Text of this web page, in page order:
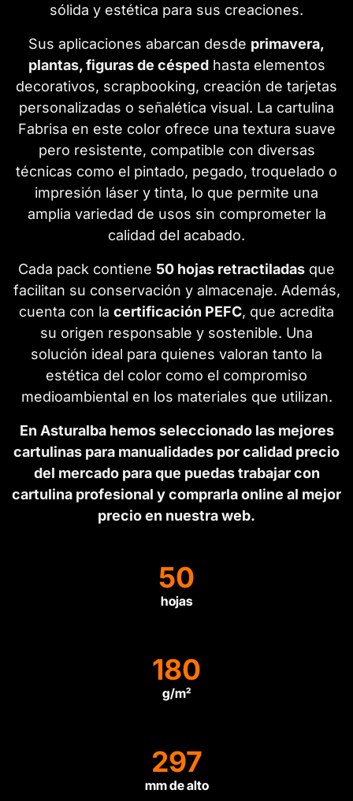
sólida y estética para sus creaciones.
Sus aplicaciones abarcan desde primavera,
plantas, figuras de céspedhasta elementos
decorativos, scrapbooking, creación de tarjetas
personalizadas o señalética visual. La cartulina
Fabrisa en este color ofrece una textura suave
pero resistente, compatible con diversas
técnicas como el pintado, pegado, troquelado o
impresión láser y tinta, lo que permite una
amplia variedad de usos sin comprometer la
calidad del acabado.
Cada pack contiene 50 hojas retractiladas que
facilitan su conservación y almacenaje. Además,
cuenta con la certificación PEFC, que acredita
su origen responsable y sostenible. Una
solución ideal para quienes valoran tanto la
estética del color como el compromiso
medioambiental en los materiales que utilizan.
En Asturalba hemos seleccionado las mejores
cartulinas para manualidades por calidad precio
del mercado para que puedas trabajar con
cartulina profesional y comprarla online al mejor
precio en nuestra web.
50
hojas
180
g/m²
297
mm de alto